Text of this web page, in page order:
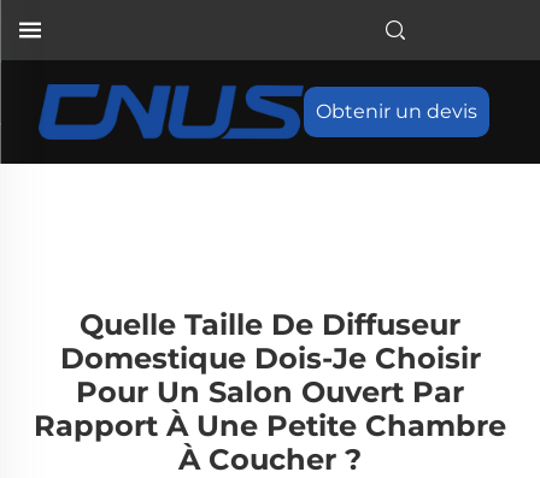
Obtenir un devis
Quelle Taille De Diffuseur
Domestique Dois-Je Choisir
Pour Un Salon Ouvert Par
Rapport À Une Petite Chambre
À Coucher ?